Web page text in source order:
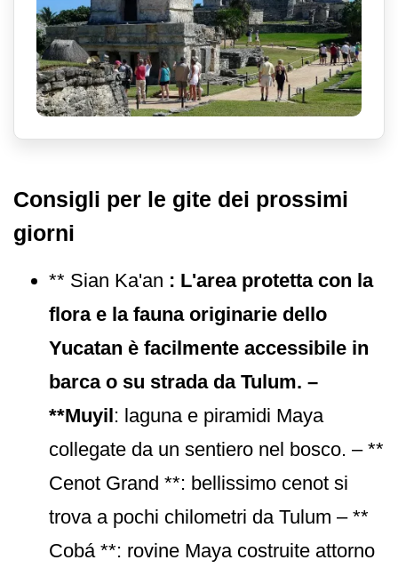
Consigli per le gite dei prossimi
giorni
** Sian Ka'an : L'area protetta con la
flora e la fauna originarie dello
Yucatan è facilmente accessibile in
barca o su strada da Tulum. –
**Muyil : laguna e piramidi Maya
collegate da un sentiero nel bosco. – **
Cenot Grand **: bellissimo cenot si
trova a pochi chilometri da Tulum – **
Cobá **: rovine Maya costruite attorno